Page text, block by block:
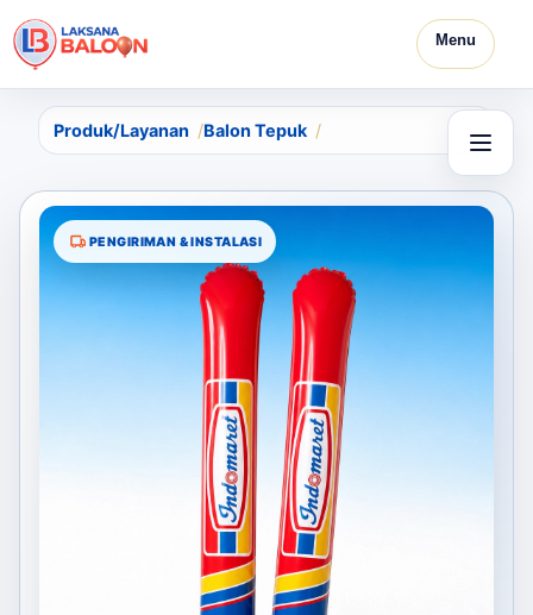
Menu
Produk/Layanan Balon Tepuk
PENGIRIMAN & INSTALASI